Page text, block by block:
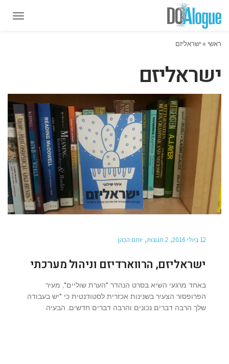
ראשי »ישראליזם
ישראליזם
12 ביולי 2016 2 תגובות יותם הכהן
ישראליזם, הרווארדיזם וניהול מערכתי
באחד מרגעי השיא בסרט הנהדר "הערת שוליים", מעיר
הפרופסור הצעיר בשנינות אכזרית לסטודנטית כי "יש בעבודה
שלך הרבה דברים נכונים והרבה דברים חדשים. הבעיה